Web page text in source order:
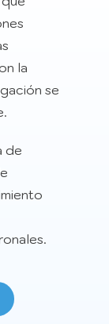
la
se
de